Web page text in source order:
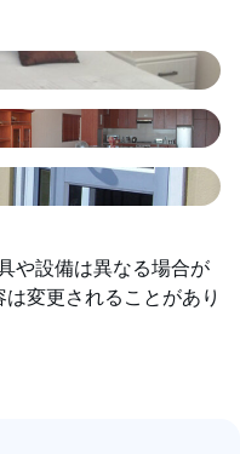
や設備は異なる場合が
変更されることがあり